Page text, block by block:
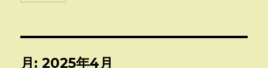
月:2025年4月